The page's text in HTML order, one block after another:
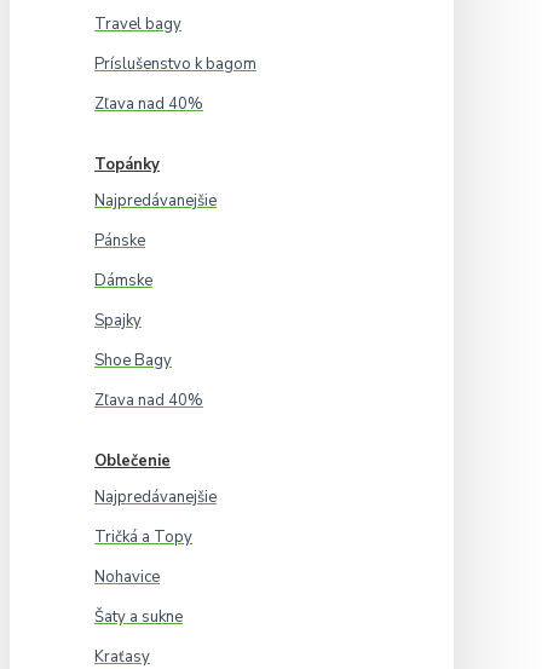
Travel bagy
Príslušenstvo k bagom
Zľava nad 40%
Topánky
Najpredávanejšie
Pánske
Dámske
Spajky
Shoe Bagy
Zľava nad 40%
Oblečenie
Najpredávanejšie
Tričká a Topy
Nohavice
Šaty a sukne
Kraťasy